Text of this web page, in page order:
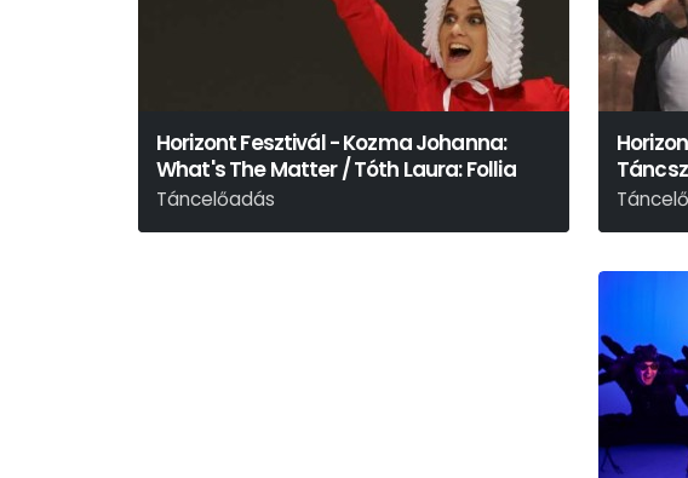
Horizont Fesztivál - Kozma Johanna:
What's The Matter / Tóth Laura: Follia
Táncelőadás